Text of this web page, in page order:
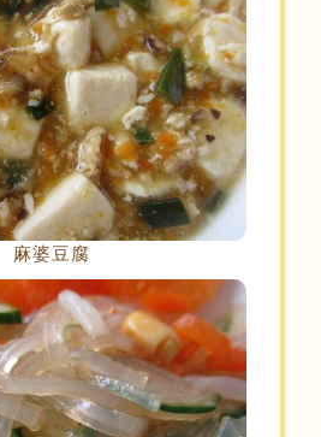
麻婆豆腐